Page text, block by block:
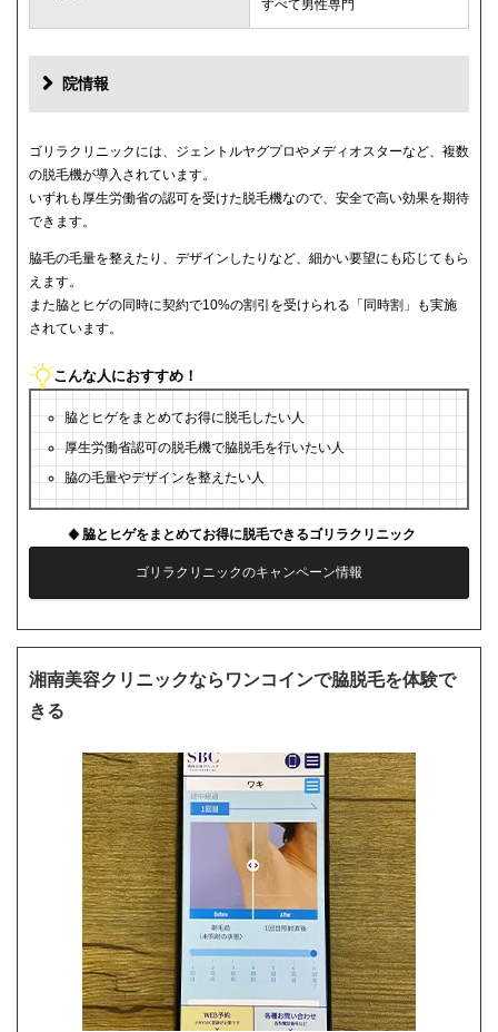
すべて男性専門
院情報
ゴリラクリニックには、ジェントルヤグプロやメディオスターなど、複数
の脱毛機が導入されています。
いずれも厚生労働省の認可を受けた脱毛機なので、安全で高い効果を期待
できます。
脇毛の毛量を整えたり、デザインしたりなど、細かい要望にも応じてもら
えます。
また脇とヒゲの同時に契約で10%の割引を受けられる「同時割」も実施
されています。
こんな人におすすめ！
脇とヒゲをまとめてお得に脱毛したい人
厚生労働省認可の脱毛機で脇脱毛を行いたい人
脇の毛量やデザインを整えたい人
脇とヒゲをまとめてお得に脱毛できるゴリラクリニック
ゴリラクリニックのキャンペーン情報
湘南美容クリニックならワンコインで脇脱毛を体験で
きる